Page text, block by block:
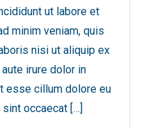
ut labore et
minim veniam, quis
nisi ut aliquip ex
irure dolor in
esse cillum dolore eu
occaecat […]